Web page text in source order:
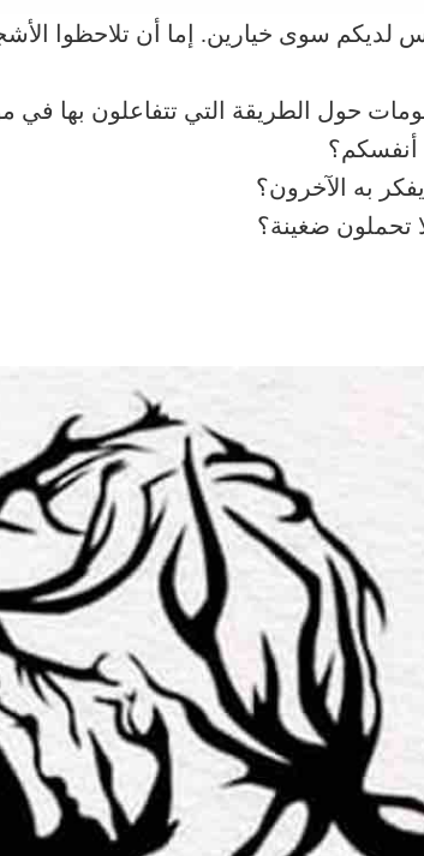
لديكم سوى خيارين. إما أن تلاحظوا
حول الطريقة التي تتفاعلون بها في
أنفسكم؟
به الآخرون؟
تحملون ضغينة؟